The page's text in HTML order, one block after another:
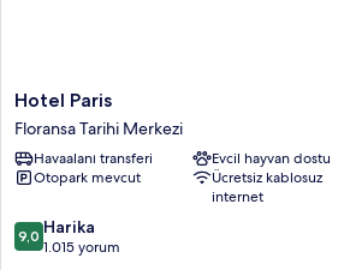
Hotel
Paris
Floransa
Tarihi
Merkezi
Hotel Paris
Floransa Tarihi Merkezi
Havaalanı transferi
Evcil hayvan dostu
Otopark mevcut
Ücretsiz kablosuz
internet
10
üzerinden
9,0 Harika
1.015 yorum